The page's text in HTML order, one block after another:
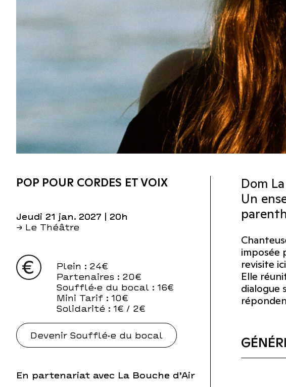
POP POUR CORDES ET VOIX
jeudi 21 jan. 2027 | 20h
→ Le Théâtre
Plein : 24€
Partenaires : 20€
Soufflé·e du bocal : 16€
Mini Tarif : 10€
Solidarité : 1€ / 2€
Devenir Soufflé·e du bocal
En partenariat avec La Bouche d’Air
Dom
Un
imposée
revisite
Elle
dialogue